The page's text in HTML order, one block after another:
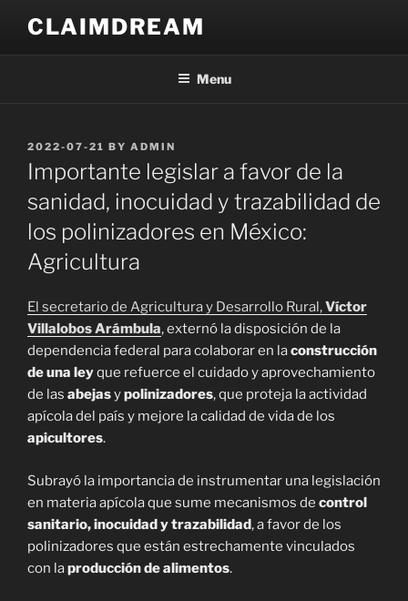
content
CLAIMDREAM
Menu
POSTED
ON
2022-07-21 BY ADMIN
Importante legislar a favor de la
sanidad, inocuidad y trazabilidad de
los polinizadores en México:
Agricultura
El secretario de Agricultura y Desarrollo Rural,Víctor
Villalobos Arámbula, externó la disposición de la
dependencia federal para colaborar en laconstrucción
de una leyque refuerce el cuidado y aprovechamiento
de las abejasypolinizadores, que proteja la actividad
apícola del país y mejore la calidad de vida de los
apicultores.
Subrayó la importancia de instrumentar una legislación
en materia apícola que sume mecanismos de control
sanitario, inocuidad y trazabilidad, a favor de los
polinizadores que están estrechamente vinculados
con laproducción de alimentos.